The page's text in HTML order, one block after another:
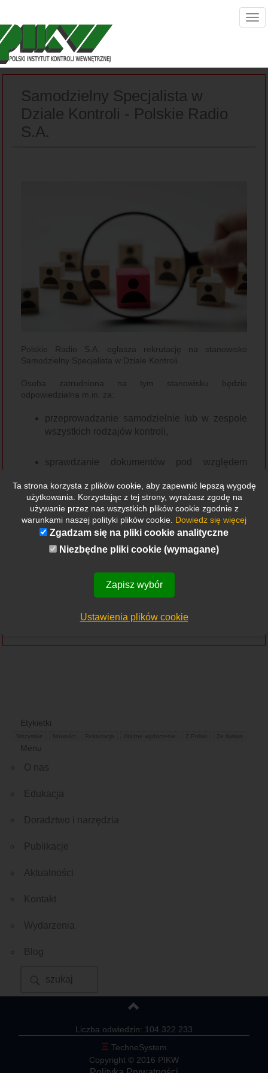
Samodzielny Specjalista w
Dziale Kontroli - Polskie Radio
S.A.
Polskie Radio S.A. ogłasza rekrutację na stanowisko
Samodzielny Specjalista w Dziale Kontroli
Osoba zatrudniona na tym stanowisku będzie
odpowiedzialna m.in. za:
przeprowadzanie samodzielnie lub w zespole
wszystkich rodzajów kontroli,
sprawdzanie dokumentów pod względem
badanie ich legalności, kompletności i
rzetelności sporządzenia oraz gospodarcze
uzasadnienie odzwierciedlonych przez nie
operacji,
z powstałych nieprawidłowości, w
szczególności rozmiarów spowodowanych
Etykietki
Nowości Rekrutacja
Menu
O nas
Edukacja
Doradztwo i narzędzia
Publikacje
Aktualności
Kontakt
Wydarzenia
Blog
Liczba odwiedzin: 104 322 233
Ξ TechneSystem
Copyright © 2016 PIKW
Ta strona korzysta z plików cookie, aby zapewnić lepszą wygodę
użytkowania. Korzystając z tej strony, wyrażasz zgodę na
używanie przez nas wszystkich plików cookie zgodnie z
warunkami naszej polityki plików cookie. Dowiedz się więcej
Zgadzam się na pliki cookie analityczne
Niezbędne pliki cookie (wymagane)
Zapisz wybór
Ustawienia plików cookie